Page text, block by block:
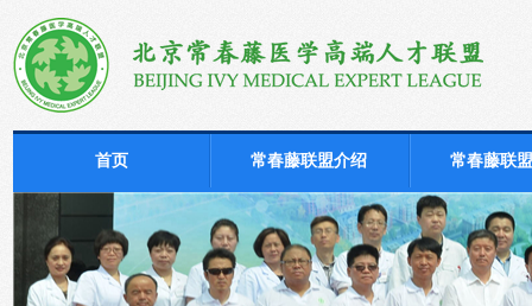
首页 常春藤联盟介绍 常春藤联